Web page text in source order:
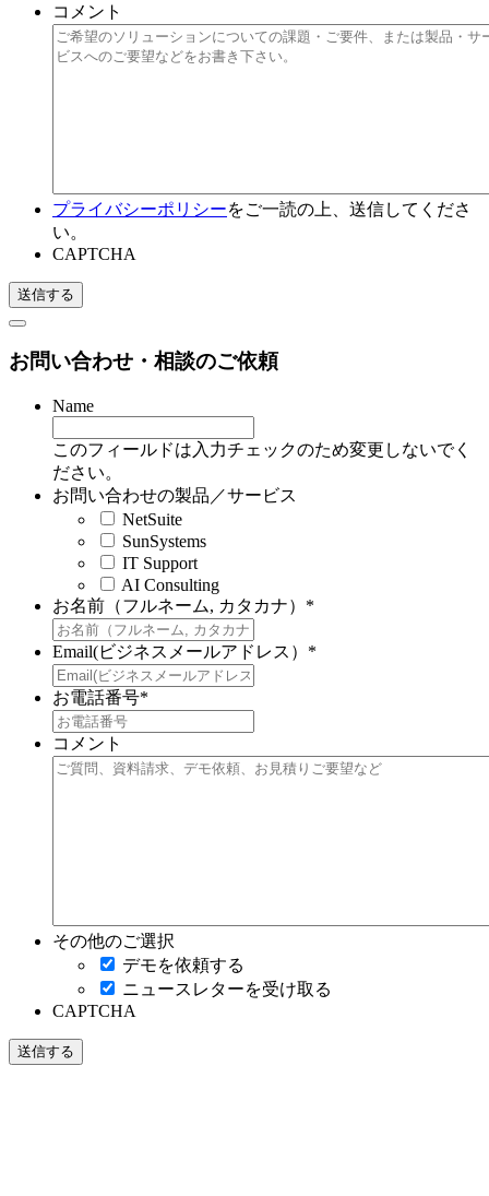
コメント
プライバシーポリシーをご一読の上、送信してくださ
い。
CAPTCHA
お問い合わせ・相談のご依頼
Name
このフィールドは入力チェックのため変更しないでく
ださい。
お問い合わせの製品／サービス
NetSuite
SunSystems
IT Support
AI Consulting
お名前（フルネーム, カタカナ） *
Email(ビジネスメールアドレス） *
お電話番号*
コメント
その他のご選択
デモを依頼する
ニュースレターを受け取る
CAPTCHA